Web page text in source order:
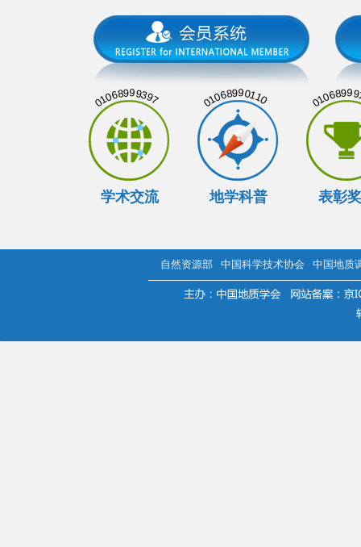
01068999397
学术交流
01068990110
地学科普 表彰
自然资源部 中国科学技术协会 中国地质
.